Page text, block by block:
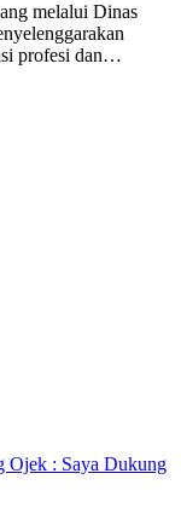
melalui Dinas
profesi dan…
Ojek : Saya Dukung